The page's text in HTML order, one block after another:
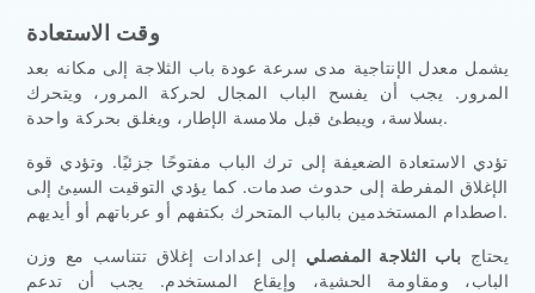
وقت الاستعادة
يشمل معدل الإنتاجية مدى سرعة عودة باب الثلاجة إلى مكانه بعد
المرور. يجب أن يفسح الباب المجال لحركة المرور، ويتحرك
بسلاسة، ويبطئ قبل ملامسة الإطار، ويغلق بحركة واحدة.
تؤدي الاستعادة الضعيفة إلى ترك الباب مفتوحًا جزئيًا. وتؤدي قوة
الإغلاق المفرطة إلى حدوث صدمات. كما يؤدي التوقيت السيئ إلى
اصطدام المستخدمين بالباب المتحرك بكتفهم أو عرباتهم أو أيديهم.
يحتاج باب الثلاجة المفصلي إلى إعدادات إغلاق تتناسب مع وزن
الباب، ومقاومة الحشية، وإيقاع المستخدم. يجب أن تدعم